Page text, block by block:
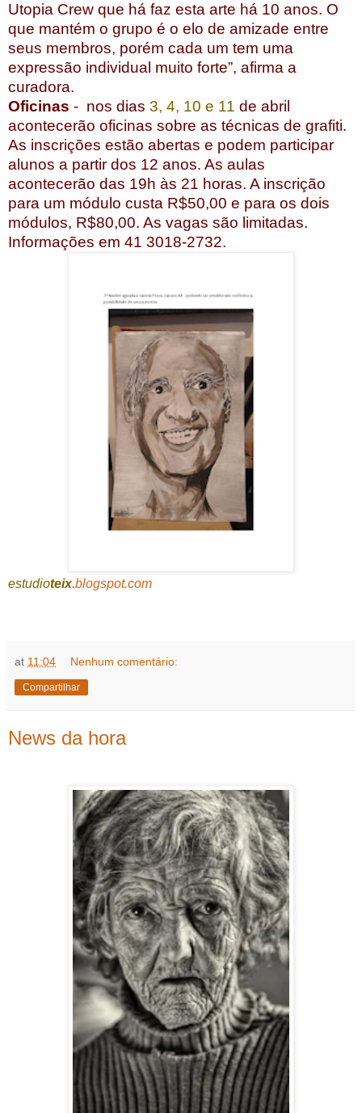
Utopia Crew que há faz esta arte há 10 anos. O
que mantém o grupo é o elo de amizade entre
seus membros, porém cada um tem uma
expressão individual muito forte”, afirma a
curadora.
Oficinas - nos dias 3, 4, 10 e 11 de abril
acontecerão oficinas sobre as técnicas de grafiti.
As inscrições estão abertas e podem participar
alunos a partir dos 12 anos. As aulas
acontecerão das 19h às 21 horas. A inscrição
para um módulo custa R$50,00 e para os dois
módulos, R$80,00. As vagas são limitadas.
Informações em 41 3018-2732.
estudioteix.blogspot.com
at 11:04 Nenhum comentário:
Compartilhar
News da hora